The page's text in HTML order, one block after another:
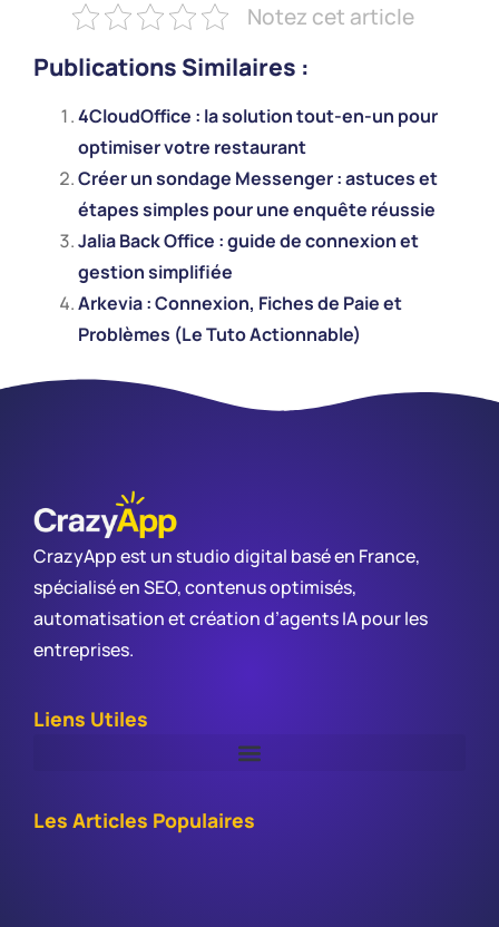
Notez cet article
Publications Similaires :
4CloudOffice : la solution tout-en-un pour
optimiser votre restaurant
Créer un sondage Messenger : astuces et
étapes simples pour une enquête réussie
Jalia Back Office : guide de connexion et
gestion simplifiée
Arkevia : Connexion, Fiches de Paie et
Problèmes (Le Tuto Actionnable)
CrazyApp est un studio digital basé en France,
spécialisé en SEO, contenus optimisés,
automatisation et création d’agents IA pour les
entreprises.
Liens Utiles
Les Articles Populaires